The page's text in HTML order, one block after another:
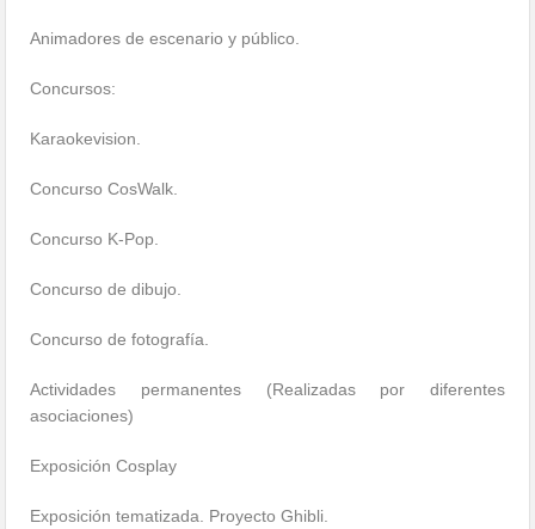
Animadores de escenario y público.
Concursos:
Karaokevision.
Concurso CosWalk.
Concurso K-Pop.
Concurso de dibujo.
Concurso de fotografía.
Actividades permanentes (Realizadas por diferentes
asociaciones)
Exposición Cosplay
Exposición tematizada. Proyecto Ghibli.